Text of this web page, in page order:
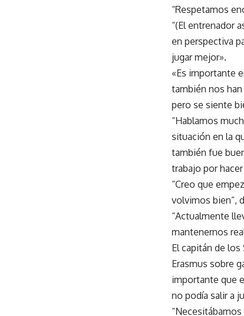
“Respetamos
“(El entrenador
en perspectiva
jugar mejor».
«Es importante
también nos
pero se siente
“Hablamos
situación en la
también fue
trabajo por
“Creo que
volvimos bien”,
“Actualmente
mantenernos
El capitán de los
Erasmus sobre
importante que
no podía salir a